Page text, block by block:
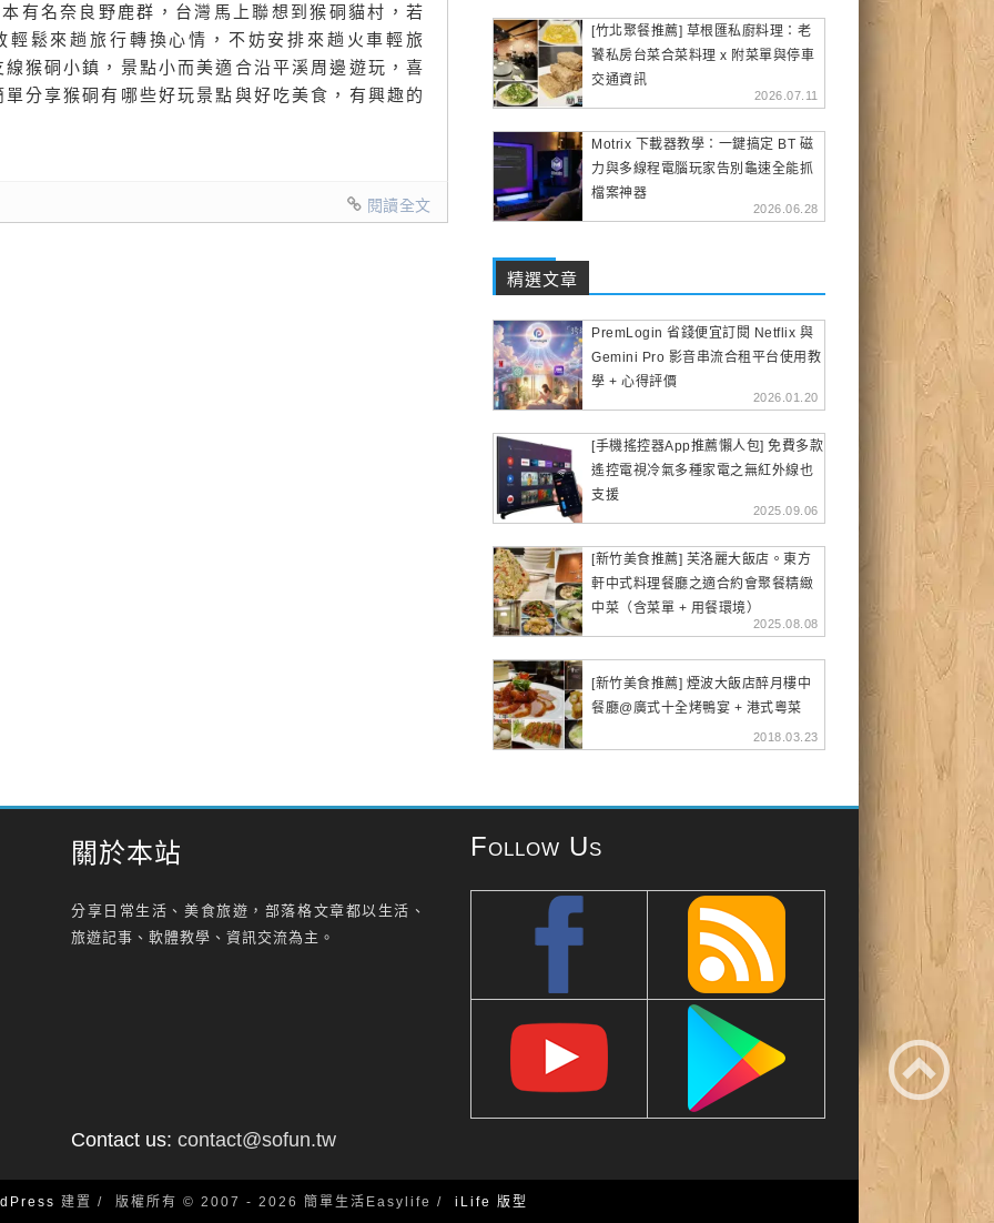
有名奈良野鹿群，台灣馬上聯想到猴硐貓村，若
鬆來趟旅行轉換心情，不妨安排來趟火車輕旅
猴硐小鎮，景點小而美適合沿平溪周邊遊玩，喜
分享猴硐有哪些好玩景點與好吃美食，有興趣的
閱讀全文
[竹北聚餐推薦] 草根匯私廚料理：老
饕私房台菜合菜料理 x 附菜單與停車
交通資訊
2026.07.11
Motrix 下載器教學：一鍵搞定 BT 磁
力與多線程電腦玩家告別龜速全能抓
檔案神器
2026.06.28
精選文章
PremLogin 省錢便宜訂閱 Netflix 與
Gemini Pro 影音串流合租平台使用教
學 + 心得評價
2026.01.20
[手機搖控器App推薦懶人包] 免費多款
遙控電視冷氣多種家電之無紅外線也
支援
2025.09.06
[新竹美食推薦] 芙洛麗大飯店。東方
軒中式料理餐廳之適合約會聚餐精緻
中菜（含菜單 + 用餐環境）
2025.08.08
[新竹美食推薦] 煙波大飯店醉月樓中
餐廳@廣式十全烤鴨宴 + 港式粵菜
2018.03.23
關於本站
分享日常生活、美食旅遊，部落格文章都以生活、
旅遊記事、軟體教學、資訊交流為主。
Contact us: contact@sofun.tw
Follow Us
建置 版權所有 © 2007 - 2026 簡單生活Easylife iLife 版型